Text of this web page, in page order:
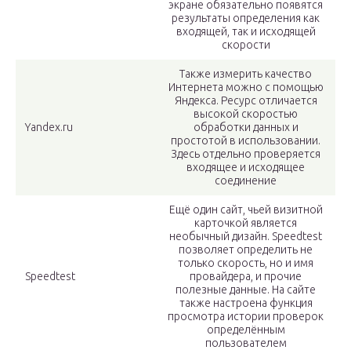
экране обязательно появятся
результаты определения как
входящей, так и исходящей
скорости
Yandex.ru
Также измерить качество
Интернета можно с помощью
Яндекса. Ресурс отличается
высокой скоростью
обработки данных и
простотой в использовании.
Здесь отдельно проверяется
входящее и исходящее
соединение
Speedtest
Ещё один сайт, чьей визитной
карточкой является
необычный дизайн. Speedtest
позволяет определить не
только скорость, но и имя
провайдера, и прочие
полезные данные. На сайте
также настроена функция
просмотра истории проверок
определённым
пользователем